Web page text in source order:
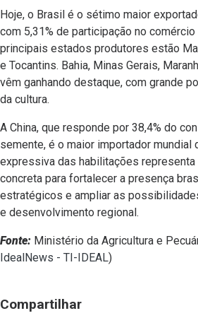
Hoje, o Brasil é o sétimo maior
com 5,31% de participação no
principais estados produtores estão
e Tocantins. Bahia, Minas Gerais,
vêm ganhando destaque, com grande
da cultura.
A China, que responde por 38,4% do
semente, é o maior importador mundial
expressiva das habilitações representa
concreta para fortalecer a presença
estratégicos e ampliar as
e desenvolvimento regional.
Fonte: Ministério da Agricultura e
IdealNews - TI-IDEAL)
Compartilhar